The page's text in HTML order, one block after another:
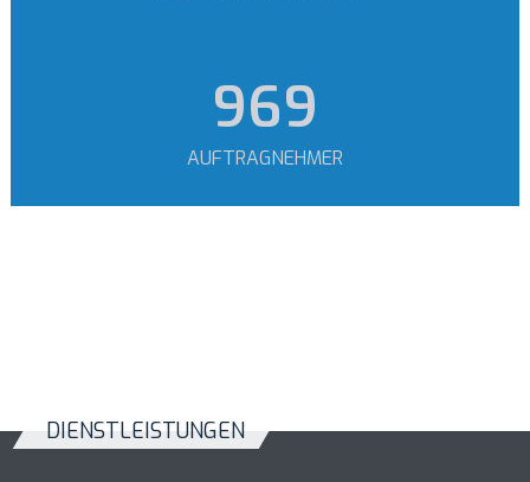
1.190
AUFTRAGNEHMER
DIENSTLEISTUNGEN